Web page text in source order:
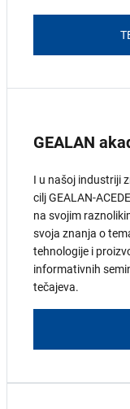
GEALAN
I u našoj industriji
cilj GEALAN-
na svojim
svoja znanja o
tehnologije i
informativnih
tečajeva.